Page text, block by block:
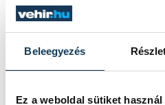
Beleegyezés
Ez a weboldal sütiket használ
fordulhat elő, hogy a
kevésbé díszes, ám jól